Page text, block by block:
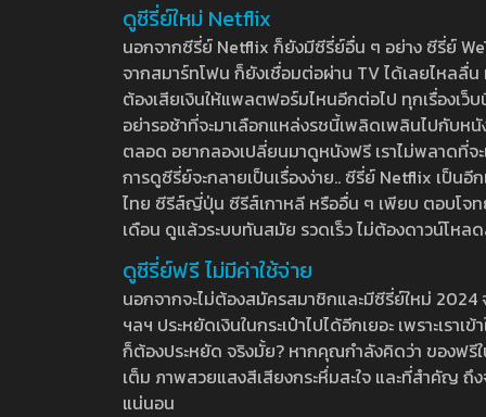
ดูซีรี่ย์ใหม่ Netflix
นอกจากซีรี่ย์ Netflix ก็ยังมีซีรี่ย์อื่น ๆ อย่าง ซีรี่ย์
จากสมาร์ทโฟน ก็ยังเชื่อมต่อผ่าน TV ได้เลยไหลลื่
ต้องเสียเงินให้แพลตฟอร์มไหนอีกต่อไป ทุกเรื่องเว็
อย่ารอช้าที่จะมาเลือกแหล่งรชนี้เพลิดเพลินไปกับห
ตลอด อยากลองเปลี่ยนมาดูหนังฟรี เราไม่พลาดที่
การดูซีรี่ย์จะกลายเป็นเรื่องง่าย.. ซีรี่ย์ Netflix เป็น
ไทย ซีรีส์ญี่ปุ่น ซีรีส์เกาหลี หรืออื่น ๆ เพียบ ตอบโจท
เดือน ดูแล้วระบบทันสมัย รวดเร็ว ไม่ต้องดาวน์โห
ดูซีรี่ย์ฟรี ไม่มีค่าใช้จ่าย
นอกจากจะไม่ต้องสมัครสมาชิกและมีซีรี่ย์ใหม่
ฯลฯ ประหยัดเงินในกระเป๋าไปได้อีกเยอะ เพราะเร
ก็ต้องประหยัด จริงมั้ย? หากคุณกำลังคิดว่า ของฟ
เต็ม ภาพสวยแสงสีเสียงกระหึ่มสะใจ และที่สำคัญ
แน่นอน